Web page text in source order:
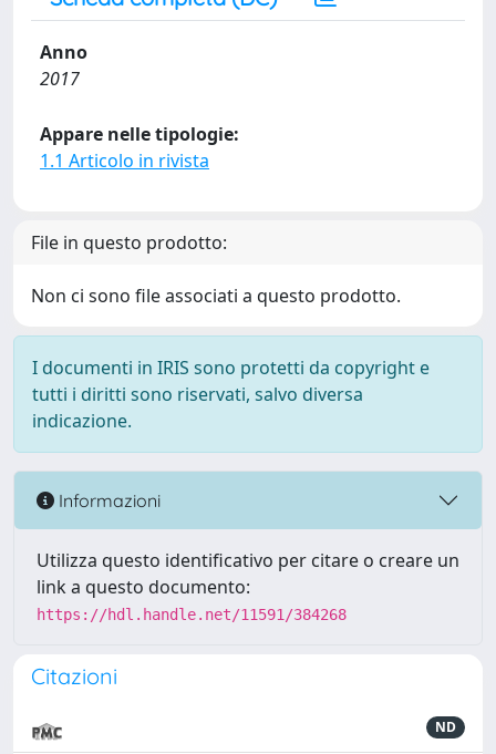
Anno
2017
Appare nelle tipologie:
1.1 Articolo in rivista
File in questo prodotto:
Non ci sono file associati a questo prodotto.
I documenti in IRIS sono protetti da copyright e
tutti i diritti sono riservati, salvo diversa
indicazione.
Informazioni
Utilizza questo identificativo per citare o creare un
link a questo documento:
https://hdl.handle.net/11591/384268
Citazioni
ND